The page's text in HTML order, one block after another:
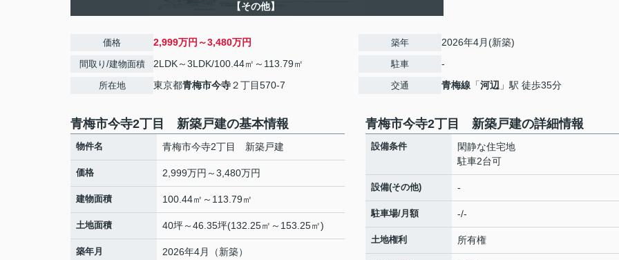
【その他】
価格 2,999万円～3,480万円
間取り/建物面積 2LDK～3LDK/100.44㎡～113.79㎡
所在地 東京都青梅市今寺２丁目570-7
築年 2026年4月(新築)
駐車 -
交通 青梅線 「河辺 」駅 徒歩35分
青梅市今寺2丁目 新築戸建の基本情報
物件名 青梅市今寺2丁目 新築戸建
価格 2,999万円～3,480万円
建物面積 100.44㎡～113.79㎡
土地面積 40坪～46.35坪(132.25㎡～153.25㎡)
築年月 2026年4月（新築）
青梅市今寺2丁目 新築戸建の詳細情報
設備条件
閑静な住宅地
駐車2台可
設備(その他) -
駐車場/月額 -/-
土地権利 所有権